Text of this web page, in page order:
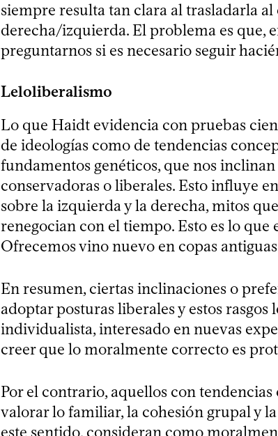
siempre resulta tan clara al trasladarla
derecha/izquierda. El problema es que,
preguntarnos si es necesario seguir
Leloliberalismo
Lo que Haidt evidencia con pruebas
de ideologías como de tendencias
fundamentos genéticos, que nos
conservadoras o liberales. Esto influye
sobre la izquierda y la derecha, mitos
renegocian con el tiempo. Esto es lo que
Ofrecemos vino nuevo en copas
En resumen, ciertas inclinaciones o
adoptar posturas liberales y estos
individualista, interesado en nuevas
creer que lo moralmente correcto es
Por el contrario, aquellos con
valorar lo familiar, la cohesión grupal y
este sentido, consideran como